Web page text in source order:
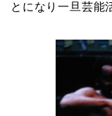
とになり一旦芸能